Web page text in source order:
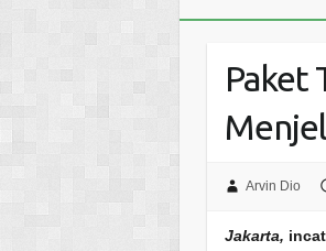
Paket
Arvin Dio
Jakarta,